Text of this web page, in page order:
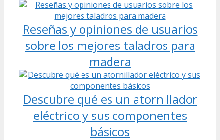
Reseñas y opiniones de usuarios
sobre los mejores taladros para
madera
Descubre qué es un atornillador
eléctrico y sus componentes
básicos